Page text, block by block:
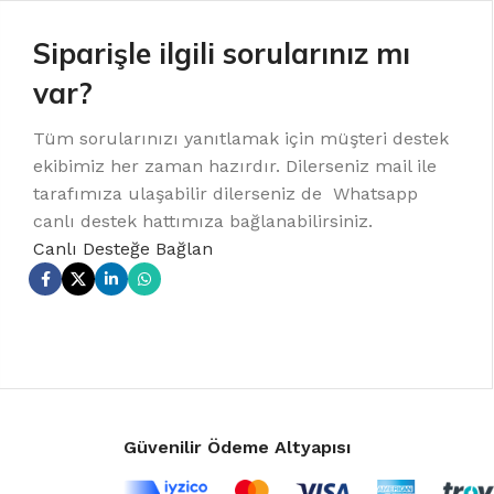
Siparişle ilgili sorularınız mı
var?
Tüm sorularınızı yanıtlamak için müşteri destek
ekibimiz her zaman hazırdır. Dilerseniz mail ile
tarafımıza ulaşabilir dilerseniz de Whatsapp
canlı destek hattımıza bağlanabilirsiniz.
Canlı Desteğe Bağlan
Güvenilir Ödeme Altyapısı